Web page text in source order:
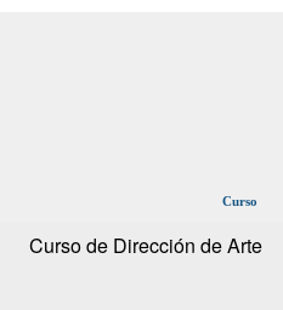
Curso
Curso de Dirección de Arte